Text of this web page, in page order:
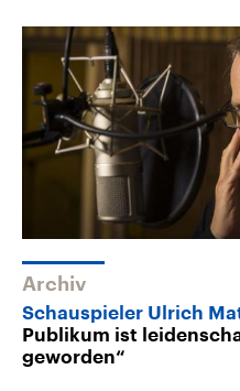
Archiv
Schauspieler Ulrich
Publikum ist
geworden“